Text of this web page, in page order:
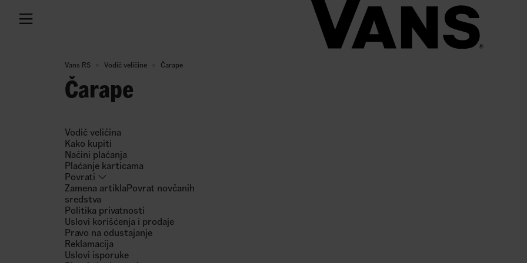
Vans RS Vodič veličine Čarape
Čarape
Vodič veličina
Kako kupiti
Načini plaćanja
Plaćanje karticama
Povrati
Zamena artiklaPovrat novčanih
sredstva
Politika privatnosti
Uslovi korišćenja i prodaje
Pravo na odustajanje
Reklamacija
Uslovi isporuke